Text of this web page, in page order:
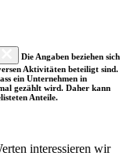
Die Angaben beziehen sich
Aktivitäten beteiligt sind.
ein Unternehmen in
gezählt wird. Daher kann
Anteile.
interessieren wir